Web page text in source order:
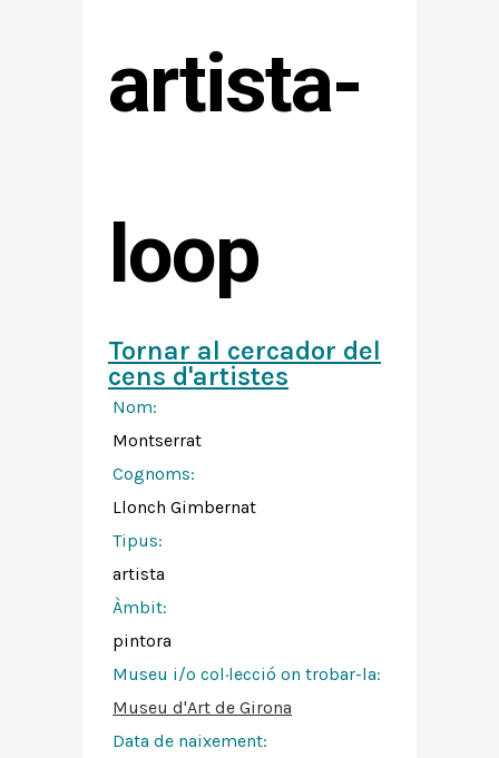
artista-
loop
Tornar al cercador del
cens d'artistes
Nom:
Montserrat
Cognoms:
Llonch Gimbernat
Tipus:
artista
Àmbit:
pintora
Museu i/o col·lecció on trobar-la:
Museu d'Art de Girona
Data de naixement: